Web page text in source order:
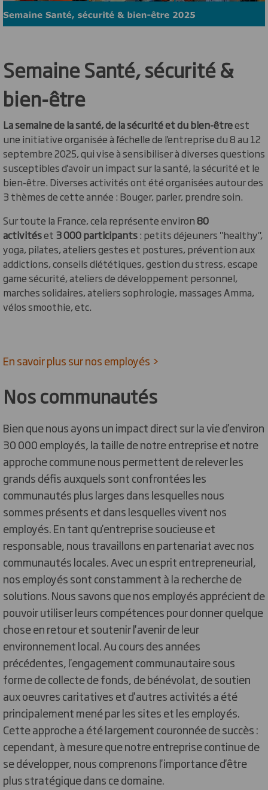
​Semaine Santé, sécurité &
bien-être
La semaine de la santé, de la sécurité et du bien-êtreest
une initiative organisée à l'échelle de l'entreprise du 8 au 12
septembre 2025, qui vise à sensibiliser à diverses questions
susceptibles d'avoir un impact sur la santé, la sécurité et le
bien-être. Diverses activités ont été organisées autour des
3 thèmes de cette année : Bouger, parler, prendre soin.
Sur toute la France, cela représente environ80
activitéset 3 000 participants: petits déjeuners "healthy",
yoga, pilates, ateliers gestes et postures, prévention aux
addictions, conseils diététiques, gestion du stress, escape
game sécurité, ateliers de développement personnel,
marches solidaires, ateliers sophrologie, massages Amma,
vélos smoothie, etc.
En savoir plus sur nos employés >
Nos communautés
Bien que nous ayons un impact direct sur la vie d'environ
30 000 employés, la taille de notre entreprise et notre
approche commune nous permettent de relever les
grands défis auxquels sont confrontées les
communautés plus larges dans lesquelles nous
sommes présents et dans lesquelles vivent nos
employés. En tant qu'entreprise soucieuse et
responsable, nous travaillons en partenariat avec nos
communautés locales. Avec un esprit entrepreneurial,
nos employés sont constamment à la recherche de
solutions. Nous savons que nos employés apprécient de
pouvoir utiliser leurs compétences pour donner quelque
chose en retour et soutenir l'avenir de leur
environnement local. Au cours des années
précédentes, l'engagement communautaire sous
forme de collecte de fonds, de bénévolat, de soutien
aux oeuvres caritatives et d'autres activités a été
principalement mené par les sites et les employés.
Cette approche a été largement couronnée de succès :
cependant, à mesure que notre entreprise continue de
se développer, nous comprenons l'importance d'être
plus stratégique dans ce domaine.